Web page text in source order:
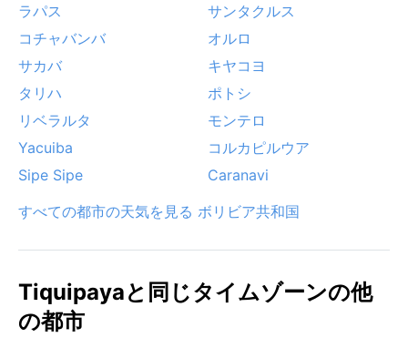
ラパス
サンタクルス
コチャバンバ
オルロ
サカバ
キヤコヨ
タリハ
ポトシ
リベラルタ
モンテロ
Yacuiba
コルカピルウア
Sipe Sipe
Caranavi
すべての都市の天気を見る ボリビア共和国
Tiquipayaと同じタイムゾーンの他
の都市